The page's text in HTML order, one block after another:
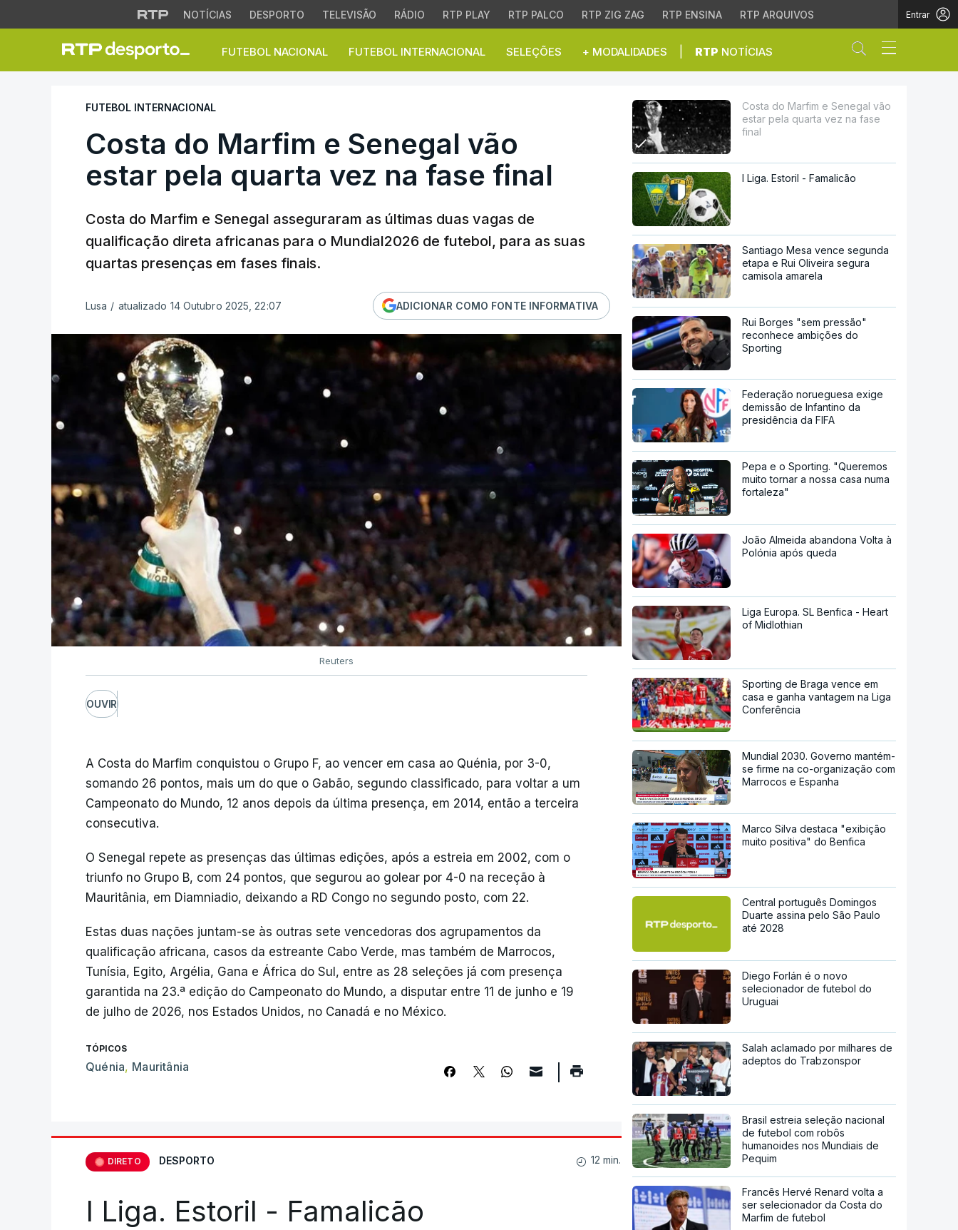
NOTÍCIAS DESPORTO TELEVISÃO RÁDIO RTP PLAY RTP PALCO RTP ZIG ZAG RTP ENSINA RTP ARQUIVOS Entrar
FUTEBOL NACIONAL FUTEBOL INTERNACIONAL SELEÇÕES + MODALIDADES RTP NOTÍCIAS Abrir campo
Costa do Marfim e Senegal vão estar pela quarta vez na fase final
FUTEBOL INTERNACIONAL
Costa do Marfim e Senegal vão
estar pela quarta vez na fase final
Costa do Marfim e Senegal asseguraram as últimas duas vagas de
qualificação direta africanas para o Mundial2026 de futebol, para as suas
quartas presenças em fases finais.
Lusa / atualizado 14 Outubro 2025, 22:07 ADICIONAR COMO FONTE INFORMATIVA
Reuters
OUVIR
A Costa do Marfim conquistou o Grupo F, ao vencer em casa ao Quénia, por 3-0,
somando 26 pontos, mais um do que o Gabão, segundo classificado, para voltar a um
Campeonato do Mundo, 12 anos depois da última presença, em 2014, então a terceira
consecutiva.
O Senegal repete as presenças das últimas edições, após a estreia em 2002, com o
triunfo no Grupo B, com 24 pontos, que segurou ao golear por 4-0 na receção à
Mauritânia, em Diamniadio, deixando a RD Congo no segundo posto, com 22.
Estas duas nações juntam-se às outras sete vencedoras dos agrupamentos da
qualificação africana, casos da estreante Cabo Verde, mas também de Marrocos,
Tunísia, Egito, Argélia, Gana e África do Sul, entre as 28 seleções já com presença
garantida na 23.ª edição do Campeonato do Mundo, a disputar entre 11 de junho e 19
de julho de 2026, nos Estados Unidos, no Canadá e no México.
TÓPICOS
Quénia, Mauritânia
DIRETO DESPORTO 12 min.
I Liga. Estoril - Famalicão
Costa do Marfim e Senegal vão
estar pela quarta vez na fase
final
I Liga. Estoril - Famalicão
Santiago Mesa vence segunda
etapa e Rui Oliveira segura
camisola amarela
Rui Borges "sem pressão"
reconhece ambições do
Sporting
Federação norueguesa exige
demissão de Infantino da
presidência da FIFA
Pepa e o Sporting. "Queremos
muito tornar a nossa casa numa
fortaleza"
João Almeida abandona Volta à
Polónia após queda
Liga Europa. SL Benfica - Heart
of Midlothian
Sporting de Braga vence em
casa e ganha vantagem na Liga
Conferência
Mundial 2030. Governo mantém-
se firme na co-organização com
Marrocos e Espanha
Marco Silva destaca "exibição
muito positiva" do Benfica
Central português Domingos
Duarte assina pelo São Paulo
até 2028
Diego Forlán é o novo
selecionador de futebol do
Uruguai
Salah aclamado por milhares de
adeptos do Trabzonspor
Brasil estreia seleção nacional
de futebol com robôs
humanoides nos Mundiais de
Pequim
Francês Hervé Renard volta a
ser selecionador da Costa do
Marfim de futebol